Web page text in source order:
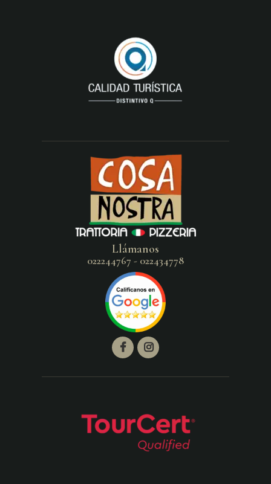
Llámanos
022244767 - 022434778